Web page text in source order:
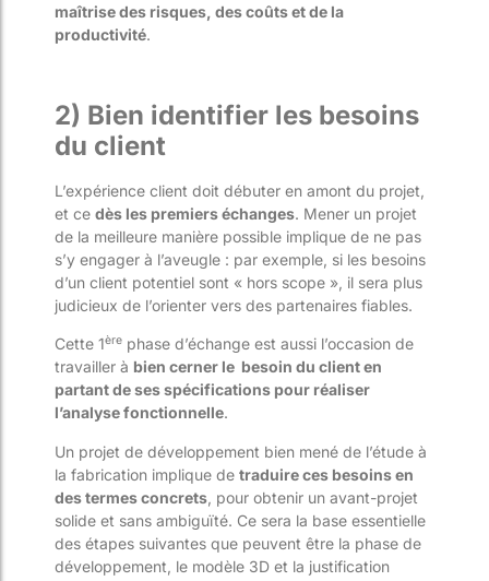
maîtrise des risques, des coûts et de la
productivité.
2) Bien identifier les besoins
du client
L’expérience client doit débuter en amont du projet,
et ce dès les premiers échanges. Mener un projet
de la meilleure manière possible implique de ne pas
s’y engager à l’aveugle : par exemple, si les besoins
d’un client potentiel sont « hors scope », il sera plus
judicieux de l’orienter vers des partenaires fiables.
Cette 1ère phase d’échange est aussi l’occasion de
travailler à bien cerner le besoin du client en
partant de ses spécifications pour réaliser
l’analyse fonctionnelle.
Un projet de développement bien mené de l’étude à
la fabrication implique de traduire ces besoins en
des termes concrets , pour obtenir un avant-projet
solide et sans ambiguïté. Ce sera la base essentielle
des étapes suivantes que peuvent être la phase de
développement, le modèle 3D et la justification